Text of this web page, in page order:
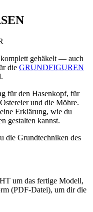
gehäkelt — auch
die GRUNDFIGUREN
für den Hasenkopf, für
und die Möhre.
Erklärung, wie du
gestalten kannst.
die Grundtechniken des
um das fertige Modell,
(PDF-Datei), um dir die